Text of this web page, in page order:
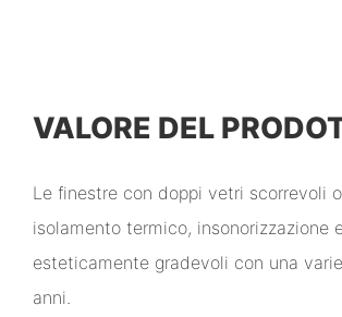
VALORE DEL
Le finestre con doppi vetri scorrevoli
isolamento termico, insonorizzazione
esteticamente gradevoli con una
anni.